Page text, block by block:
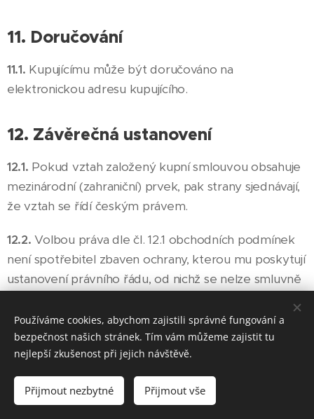
11. Doručování
11.1. Kupujícímu může být doručováno na
elektronickou adresu kupujícího.
12. Závěrečná ustanovení
12.1. Pokud vztah založený kupní smlouvou obsahuje
mezinárodní (zahraniční) prvek, pak strany sjednávají,
že vztah se řídí českým právem.
12.2.Volbou práva dle čl. 12.1 obchodních podmínek
není spotřebitel zbaven ochrany, kterou mu poskytují
ustanovení právního řádu, od nichž se nelze smluvně
práva jinak použila dle ustanovení čl. 6 odst. 1 Nařízení
Evropského parlamentu a Rady (ES) č. 593/2008 ze
dne 17. června 2008 o právu rozhodném pro smluvní
závazkové vztahy (Řím I).
Používáme cookies, abychom zajistili správné fungování a
bezpečnost našich stránek. Tím vám můžeme zajistit tu
nejlepší zkušenost při jejich návštěvě.
Přijmout nezbytné Přijmout vše